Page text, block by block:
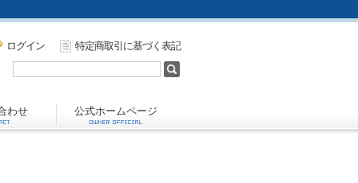
ログイン 特定商取引に基づく表記
わせ 公式ホームページ